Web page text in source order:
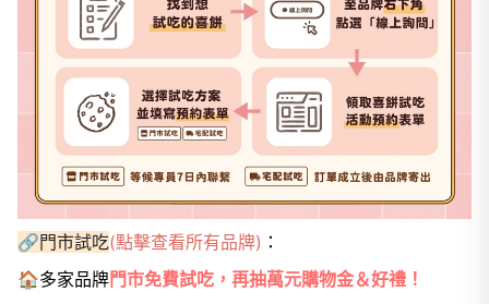
🔗門市試吃(點擊查看所有品牌) ：
🏠多家品牌門市免費試吃，再抽萬元購物金＆好禮！